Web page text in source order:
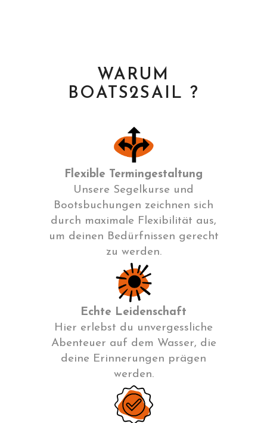
WARUM
BOATS2SAIL ?
Flexible Termingestaltung
Unsere Segelkurse und
Bootsbuchungen zeichnen sich
durch maximale Flexibilität aus,
um deinen Bedürfnissen gerecht
zu werden.
Echte Leidenschaft
Hier erlebst du unvergessliche
Abenteuer auf dem Wasser, die
deine Erinnerungen prägen
werden.